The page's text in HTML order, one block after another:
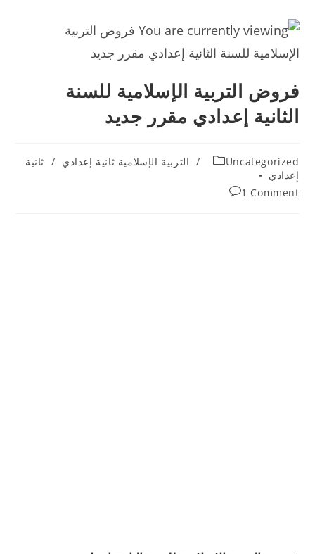
فروض التربية الإسلامية للسنة
الثانية إعدادي مقرر جديد
Post
category:
Uncategorized
/ التربية الإسلامية ثانية إعدادي / ثانية
إعدادي
Post
1 Comment